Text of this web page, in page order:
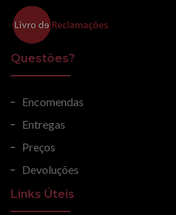
Questões?
Encomendas
Entregas
Preços
Devoluções
Links Úteis